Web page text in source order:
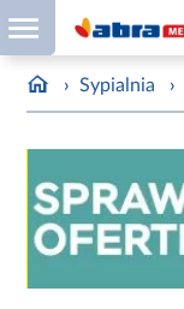
› Sypialnia ›